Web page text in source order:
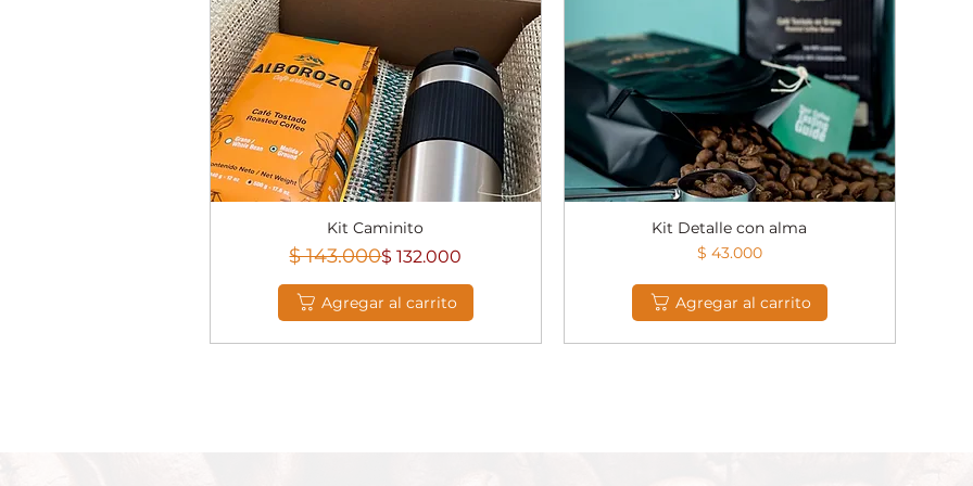
Vista rápida
Kit Caminito
Precio
$ 143.000Precio de oferta
$ 132.000
Agregar al carrito
Vista rápida
Kit Detalle con alma
Precio
$ 43.000
Agregar al carrito